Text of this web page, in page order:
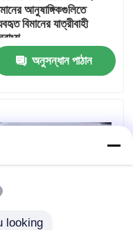
আনুষাঙ্গিকগুলিতে
বিমানের যাত্রীবাহী
অনুসন্ধান পাঠান
looking